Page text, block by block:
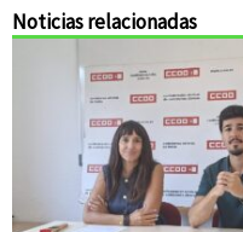
Noticias relacionadas